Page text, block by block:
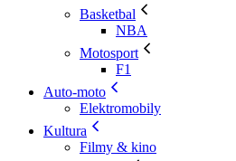
Basketbal
NBA
Motosport
F1
Auto-moto
Elektromobily
Kultura
Filmy & kino